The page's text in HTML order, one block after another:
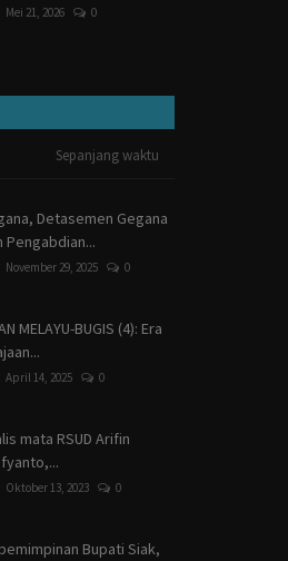
Mei 21, 2026 0
Sepanjang waktu
Detasemen Gegana
Pengabdian...
November 29, 2025 0
MELAYU-BUGIS (4): Era
April 14, 2025 0
mata RSUD Arifin
Oktober 13, 2023 0
Bupati Siak,